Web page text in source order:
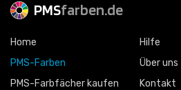
PMSfarben.de
Home
PMS-Farben
PMS-Farbfächer kaufen
Hilfe
Über uns
Kontakt